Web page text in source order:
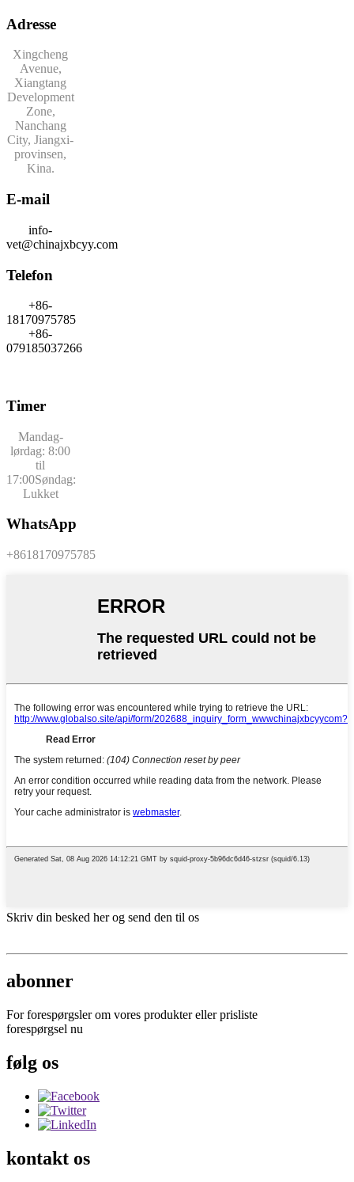
Adresse
Xingcheng
Avenue,
Xiangtang
Development
Zone,
Nanchang
City, Jiangxi-
provinsen,
Kina.
E-mail
info-
vet@chinajxbcyy.com
Telefon
+86-
18170975785
+86-
079185037266
Timer
Mandag-
lørdag: 8:00
til
17:00Søndag:
Lukket
WhatsApp
+8618170975785
Skriv din besked her og send den til os
abonner
For forespørgsler om vores produkter eller prisliste
forespørgsel nu
følg os
kontakt os